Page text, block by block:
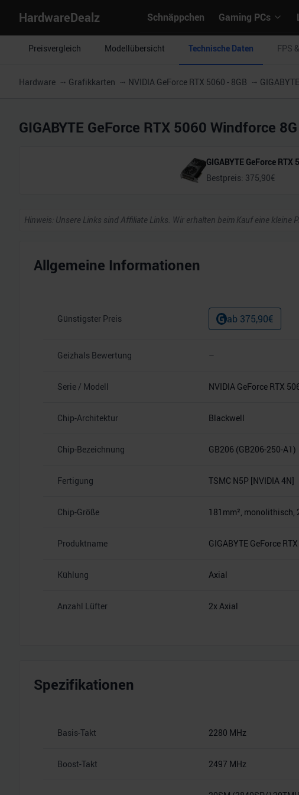
HardwareDealz Schnäppchen Gaming PCs
Preisvergleich Modellübersicht Technische Daten FPS
Hardware Grafikkarten NVIDIA GeForce RTX 5060 - 8GB
GIGABYTE GeForce RTX 5060 Windforce 8G
GIGABYTE GeForce
Bestpreis: 375,90€
Hinweis: Unsere Links sind Affiliate Links. Wir erhalten beim Kauf eine kleine
Allgemeine Informationen
Günstigster Preis ab 375,90€
Geizhals Bewertung –
Serie / Modell NVIDIA GeForce RTX
Chip-Architektur Blackwell
Chip-Bezeichnung GB206 (GB206-250-A1)
Fertigung TSMC N5P [NVIDIA 4N]
Chip-Größe 181mm², monolithisch,
Produktname GIGABYTE GeForce
Kühlung Axial
Anzahl Lüfter 2x Axial
Spezifikationen
Basis-Takt 2280 MHz
Boost-Takt 2497 MHz